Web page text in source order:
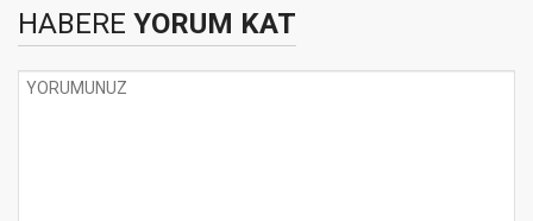
HABERE YORUM KAT